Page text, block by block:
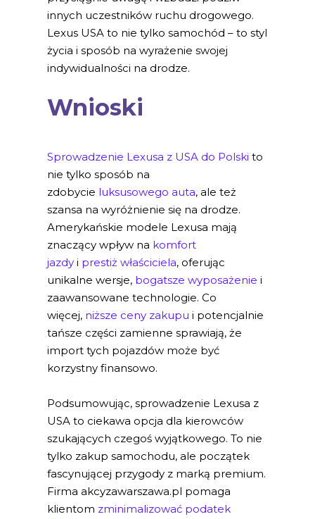
innych uczestników ruchu drogowego.
Lexus USA to nie tylko samochód – to styl
życia i sposób na wyrażenie swojej
indywidualności na drodze.
Wnioski
Sprowadzenie Lexusa z USA do Polski to
nie tylko sposób na
zdobycie luksusowego auta, ale też
szansa na wyróżnienie się na drodze.
Amerykańskie modele Lexusa mają
znaczący wpływ na komfort
jazdy i prestiż właściciela, oferując
unikalne wersje, bogatsze wyposażenie i
zaawansowane technologie. Co
więcej, niższe ceny zakupu i potencjalnie
tańsze części zamienne sprawiają, że
import tych pojazdów może być
korzystny finansowo.
Podsumowując, sprowadzenie Lexusa z
USA to ciekawa opcja dla kierowców
szukających czegoś wyjątkowego. To nie
tylko zakup samochodu, ale początek
fascynującej przygody z marką premium.
Firma akcyzawarszawa.pl pomaga
klientom zminimalizować podatek